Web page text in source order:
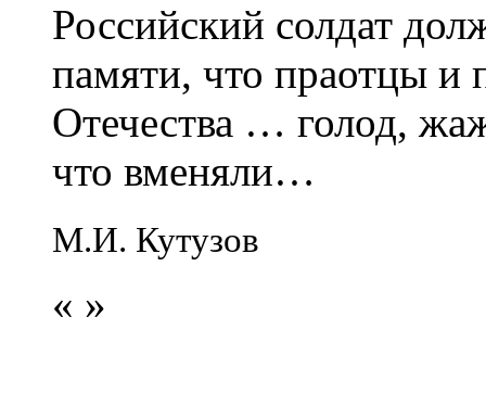
Российский солдат
памяти, что праотцы и
Отечества … голод,
что вменяли…
М.И. Кутузов
« »